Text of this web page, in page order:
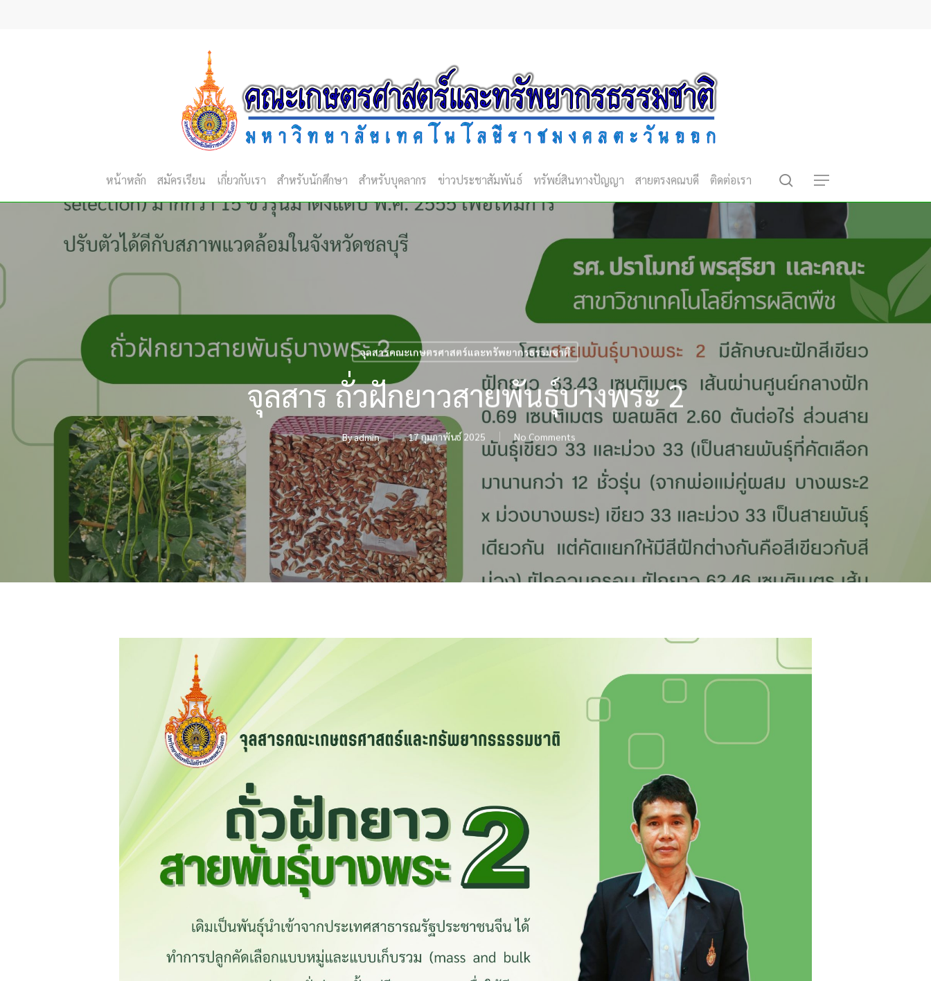
Hit enter to search or ESC to close
หน้าหลัก สมัครเรียน เกี่ยวกับเรา สำหรับนักศึกษา สำหรับบุคลากร ข่าวประชาสัมพันธ์ ทรัพย์สินทางปัญญา สายตรงคณบดี ติดต่อเรา search
Menu
จุลสารคณะเกษตรศาสตร์และทรัพยากรธรรมชาติ
จุลสาร ถั่วฝักยาวสายพันธุ์บางพระ 2
Byadmin 17 กุมภาพันธ์ 2025 No Comments